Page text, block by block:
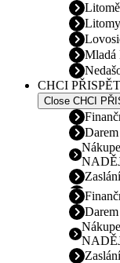
Mladá
CHCI PŘISPĚT
Close CHCI